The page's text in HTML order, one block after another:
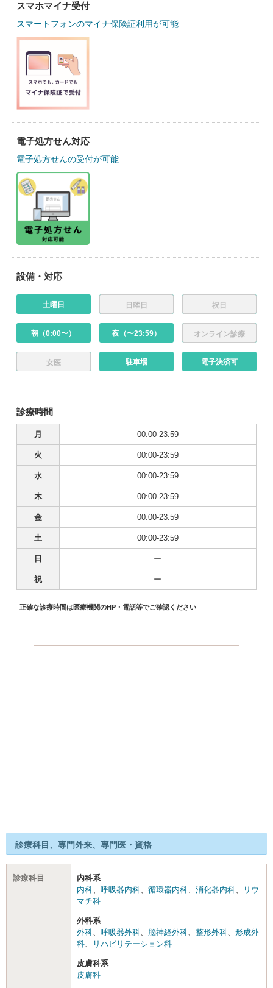
スマホマイナ受付
スマートフォンのマイナ保険証利用が可能
電子処方せん対応
電子処方せんの受付が可能
設備・対応
土曜日 日曜日 祝日
朝（0:00〜） 夜（〜23:59） オンライン診療
女医 駐車場 電子決済可
診療時間
月 00:00-23:59
火 00:00-23:59
水 00:00-23:59
木 00:00-23:59
金 00:00-23:59
土 00:00-23:59
日 ー
祝 ー
正確な診療時間は医療機関のHP・電話等でご確認ください
診療科目、専門外来、専門医・資格
診療科目
内科系
内科
呼吸器内科 循環器内科 消化器内科
リウ
マチ科
外科系
外科
呼吸器外科 脳神経外科 整形外科
形成外
科
リハビリテーション科
皮膚科系
皮膚科